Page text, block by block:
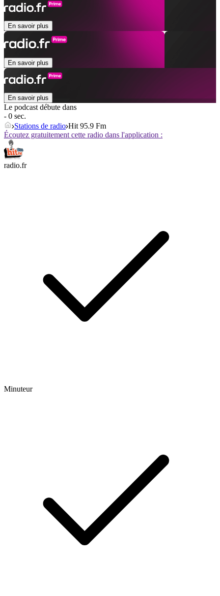
En savoir plus
En savoir plus
En savoir plus
Le podcast débute dans
- 0 sec.
Stations de radio Hit 95.9 Fm
Écoutez gratuitement cette radio dans l'application :
radio.fr
Minuteur